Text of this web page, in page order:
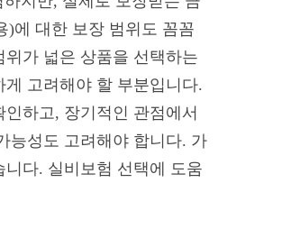
)에 대한 보장 범위도 꼼꼼
가 넓은 상품을 선택하는
고려해야 할 부분입니다.
하고, 장기적인 관점에서
능성도 고려해야 합니다. 가
다. 실비보험 선택에 도움